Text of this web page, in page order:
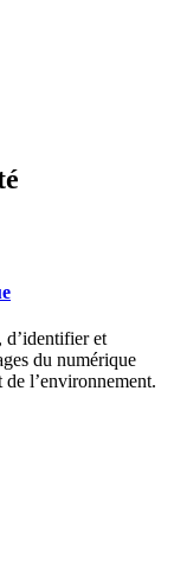
d’identifier et
du numérique
l’environnement.